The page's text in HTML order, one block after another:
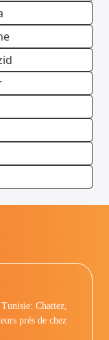
Chattez,
prés de chez